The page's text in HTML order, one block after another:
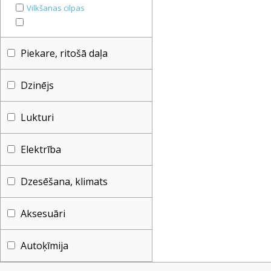
Vilkšanas cilpas
Piekare, ritošā daļa
Dzinējs
Lukturi
Elektrība
Dzesēšana, klimats
Aksesuāri
Autoķīmija